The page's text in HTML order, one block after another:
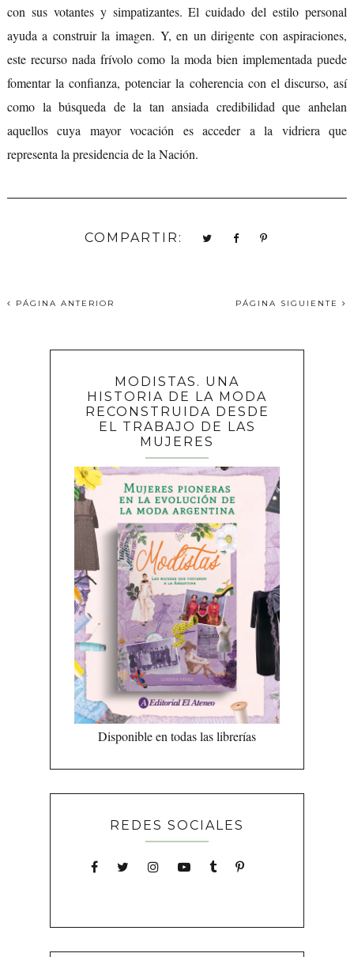
con sus votantes y simpatizantes. El cuidado del estilo personal
ayuda a construir la imagen. Y, en un dirigente con aspiraciones,
este recurso nada frívolo como la moda bien implementada puede
fomentar la confianza, potenciar la coherencia con el discurso, así
como la búsqueda de la tan ansiada credibilidad que anhelan
aquellos cuya mayor vocación es acceder a la vidriera que
representa la presidencia de la Nación.
COMPARTIR:
PÁGINA ANTERIOR PÁGINA SIGUIENTE
MODISTAS. UNA
HISTORIA DE LA MODA
RECONSTRUIDA DESDE
EL TRABAJO DE LAS
MUJERES
Disponible en todas las librerías
REDES SOCIALES